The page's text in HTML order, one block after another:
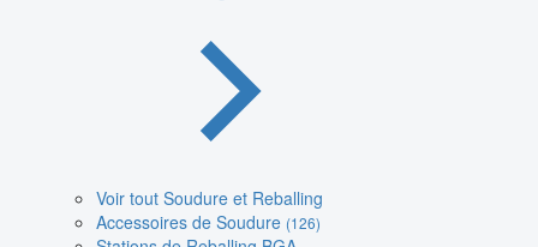
Voir tout Soudure et Reballing
Accessoires de Soudure (126)